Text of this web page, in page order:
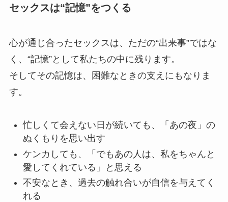
セックスは“記憶”をつくる
心が通じ合ったセックスは、ただの“出来事”ではな
く、“記憶”として私たちの中に残ります。
そしてその記憶は、困難なときの支えにもなりま
す。
忙しくて会えない日が続いても、「あの夜」の
ぬくもりを思い出す
ケンカしても、「でもあの人は、私をちゃんと
愛してくれている」と思える
不安なとき、過去の触れ合いが自信を与えてく
れる